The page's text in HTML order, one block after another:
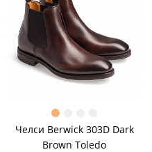
Челси Berwick 303D Dark
Brown Toledo